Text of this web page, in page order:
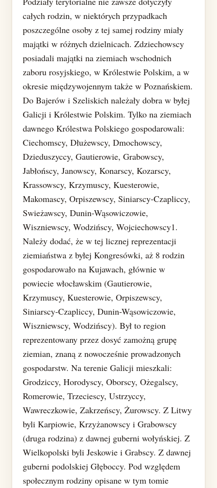
całych rodzin, w niektórych przypadkach
poszczególne osoby z tej samej rodziny miały
majątki w różnych dzielnicach. Zdziechowscy
posiadali majątki na ziemiach wschodnich
zaboru rosyjskiego, w Królestwie Polskim, a w
okresie międzywojennym także w Poznańskiem.
Do Bajerów i Szeliskich należały dobra w byłej
Galicji i Królestwie Polskim. Tylko na ziemiach
dawnego Królestwa Polskiego gospodarowali:
Ciechomscy, Dłużewscy, Dmochowscy,
Dzieduszyccy, Gautierowie, Grabowscy,
Jabłońscy, Janowscy, Konarscy, Kozarscy,
Krassowscy, Krzymuscy, Kuesterowie,
Makomascy, Orpiszewscy, Siniarscy-Czapliccy,
Swieżawscy, Dunin-Wąsowiczowie,
Wiszniewscy, Wodzińscy, Wojciechowscy1.
Należy dodać, że w tej licznej reprezentacji
ziemiaństwa z byłej Kongresówki, aż 8 rodzin
gospodarowało na Kujawach, głównie w
powiecie włocławskim (Gautierowie,
Krzymuscy, Kuesterowie, Orpiszewscy,
Siniarscy-Czapliccy, Dunin-Wąsowiczowie,
Wiszniewscy, Wodzińscy). Był to region
reprezentowany przez dosyć zamożną grupę
ziemian, znaną z nowocześnie prowadzonych
gospodarstw. Na terenie Galicji mieszkali:
Grodziccy, Horodyscy, Oborscy, Ożegalscy,
Romerowie, Trzeciescy, Ustrzyccy,
Wawreczkowie, Zakrzeńscy, Żurowscy. Z Litwy
byli Karpiowie, Krzyżanowscy i Grabowscy
(druga rodzina) z dawnej guberni wołyńskiej. Z
Wielkopolski byli Jeskowie i Grabscy. Z dawnej
guberni podolskiej Głęboccy. Pod względem
społecznym rodziny opisane w tym tomie